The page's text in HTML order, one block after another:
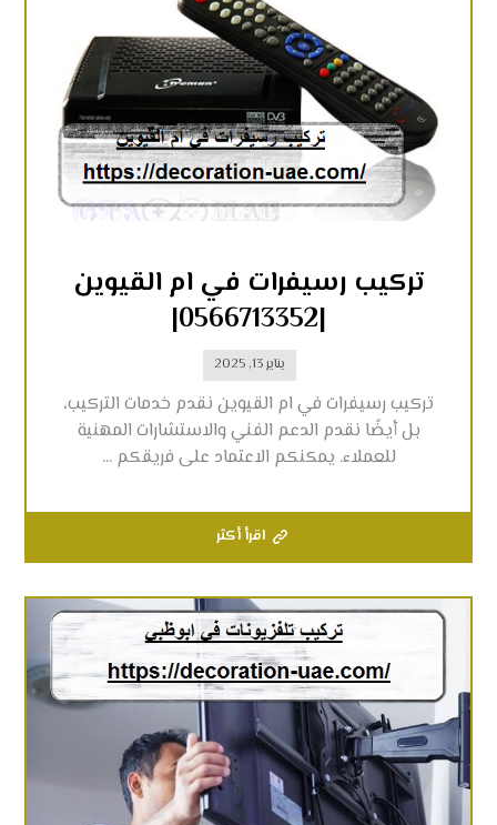
تركيب رسيفرات في ام القيوين
|0566713352|
يناير 13, 2025
تركيب رسيفرات في ام القيوين نقدم خدمات التركيب،
بل أيضًا نقدم الدعم الفني والاستشارات المهنية
للعملاء. يمكنكم الاعتماد على فريقكم ...
اقرأ أكثر